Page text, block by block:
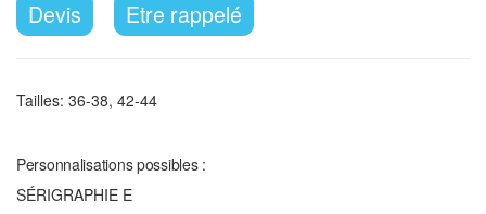
Devis Etre rappelé
Tailles: 36-38, 42-44
Personnalisations possibles :
SÉRIGRAPHIE E